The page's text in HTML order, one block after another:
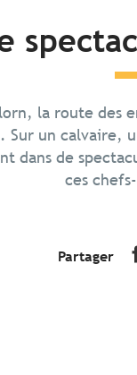
la route des
Sur un calvaire,
dans de
ces
Partager